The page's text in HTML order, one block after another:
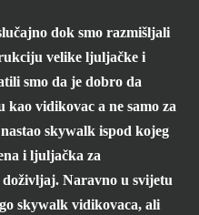
dok smo razmišljali
velike ljuljačke i
smo da je dobro da
vidikovac a ne samo za
skywalk ispod kojeg
i ljuljačka za
Naravno u svijetu
skywalk vidikovaca, ali